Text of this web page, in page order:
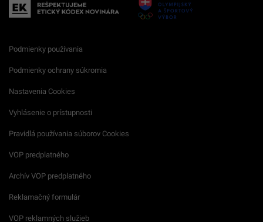
Podmienky používania
Podmienky ochrany súkromia
Nastavenia Cookies
Vyhlásenie o prístupnosti
Pravidlá používania súborov Cookies
VOP predplatného
Archív VOP predplatného
Reklamačný formulár
VOP reklamných služieb